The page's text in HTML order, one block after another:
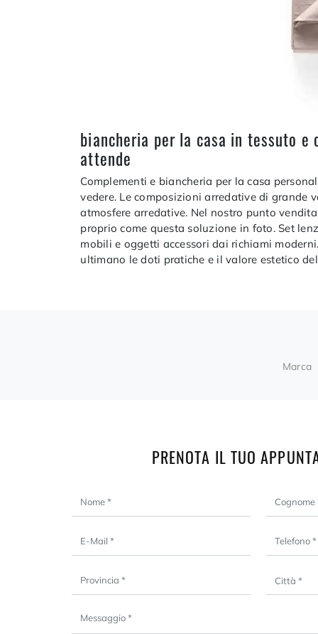
biancheria per la casa in tessuto
attende
Complementi e biancheria per la casa
vedere. Le composizioni arredative di grande
atmosfere arredative. Nel nostro punto
proprio come questa soluzione in foto. Set
mobili e oggetti accessori dai richiami
ultimano le doti pratiche e il valore estetico
Marca
PRENOTA IL TUO